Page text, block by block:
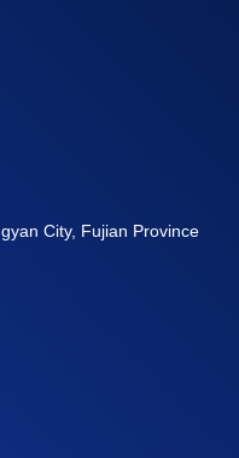
City, Fujian Province